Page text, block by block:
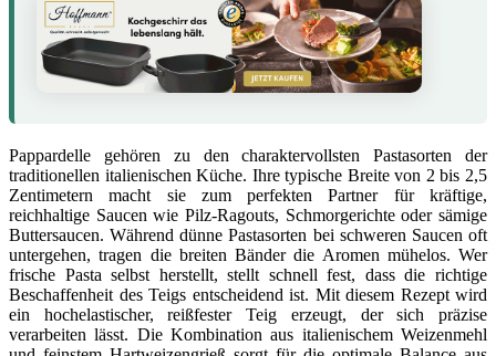
Pappardelle gehören zu den charaktervollsten Pastasorten der
traditionellen italienischen Küche. Ihre typische Breite von 2 bis 2,5
Zentimetern macht sie zum perfekten Partner für kräftige,
reichhaltige Saucen wie Pilz-Ragouts, Schmorgerichte oder sämige
Buttersaucen. Während dünne Pastasorten bei schweren Saucen oft
untergehen, tragen die breiten Bänder die Aromen mühelos. Wer
frische Pasta selbst herstellt, stellt schnell fest, dass die richtige
Beschaffenheit des Teigs entscheidend ist. Mit diesem Rezept wird
ein hochelastischer, reißfester Teig erzeugt, der sich präzise
verarbeiten lässt. Die Kombination aus italienischem Weizenmehl